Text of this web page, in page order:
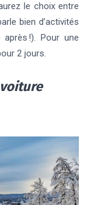
le choix entre
bien d’activités
!). Pour une
2 jours.